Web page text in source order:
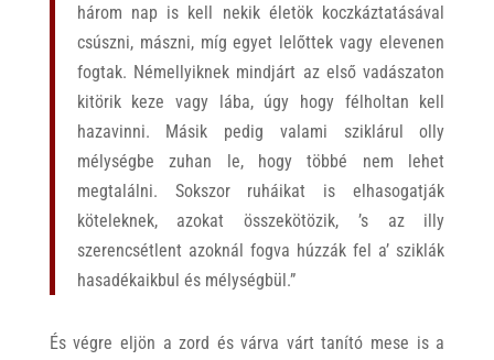
három nap is kell nekik életök koczkáztatásával
csúszni, mászni, míg egyet lelőttek vagy elevenen
fogtak. Némellyiknek mindjárt az első vadászaton
kitörik keze vagy lába, úgy hogy félholtan kell
hazavinni. Másik pedig valami sziklárul olly
mélységbe zuhan le, hogy többé nem lehet
megtalálni. Sokszor ruháikat is elhasogatják
köteleknek, azokat összekötözik, ’s az illy
szerencsétlent azoknál fogva húzzák fel a’ sziklák
hasadékaikbul és mélységbül.”
És végre eljön a zord és várva várt tanító mese is a